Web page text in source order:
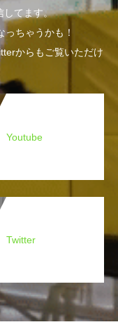
してます。
ちゃうかも！
からもご覧いただけ
Youtube
Twitter